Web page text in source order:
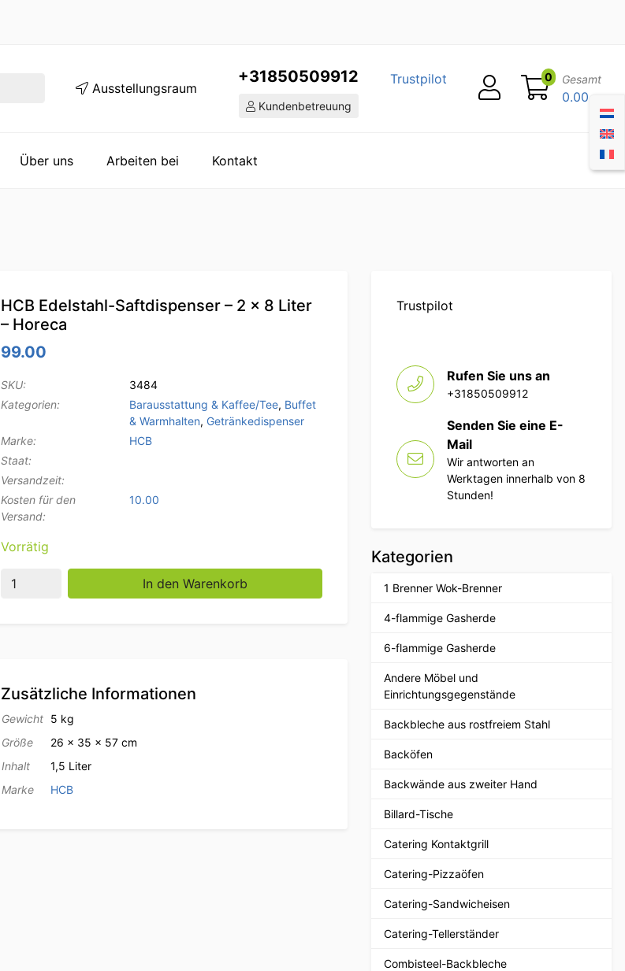
Ausstellungsraum
+31850509912
Kundenbetreuung
Trustpilot 0 Gesamt
0.00
Über uns Arbeiten bei Kontakt
HCB Edelstahl-Saftdispenser – 2 x 8 Liter
– Horeca
99.00
SKU:
3484
Kategorien:
Barausstattung & Kaffee/Tee, Buffet
& Warmhalten, Getränkedispenser
Marke:
HCB
Staat:
Versandzeit:
Kosten für den
Versand:
10.00
Vorrätig
HCB Edelstahl-Saftdispenser - 2 x 8 Liter - Horeca Menge
In den Warenkorb
Zusätzliche Informationen
Gewicht
5 kg
Größe
26 × 35 × 57 cm
Inhalt
1,5 Liter
Marke
HCB
Trustpilot
Rufen Sie uns an
+31850509912
Senden Sie eine E-
Mail
Wir antworten an
Werktagen innerhalb von 8
Stunden!
Kategorien
1 Brenner Wok-Brenner
4-flammige Gasherde
6-flammige Gasherde
Andere Möbel und
Einrichtungsgegenstände
Backbleche aus rostfreiem Stahl
Backöfen
Backwände aus zweiter Hand
Billard-Tische
Catering Kontaktgrill
Catering-Pizzaöfen
Catering-Sandwicheisen
Catering-Tellerständer
Combisteel-Backbleche